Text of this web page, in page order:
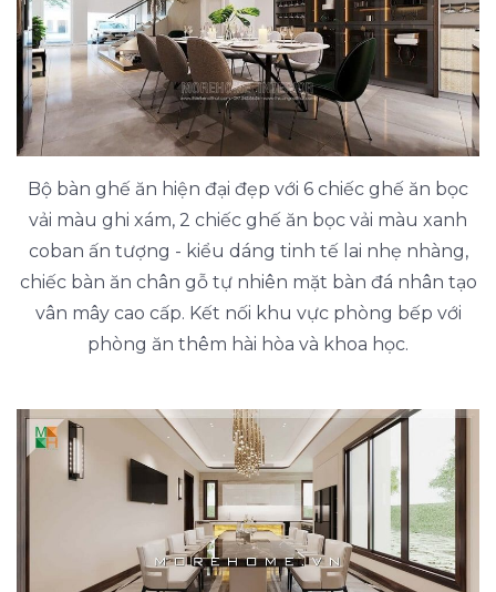
Bộ bàn ghế ăn hiện đại đẹp với 6 chiếc ghế ăn bọc
vải màu ghi xám, 2 chiếc ghế ăn bọc vải màu xanh
coban ấn tượng - kiểu dáng tinh tế lai nhẹ nhàng,
chiếc bàn ăn chân gỗ tự nhiên mặt bàn đá nhân tạo
vân mây cao cấp. Kết nối khu vực phòng bếp với
phòng ăn thêm hài hòa và khoa học.